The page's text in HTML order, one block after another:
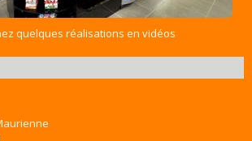
quelques réalisations en vidéos